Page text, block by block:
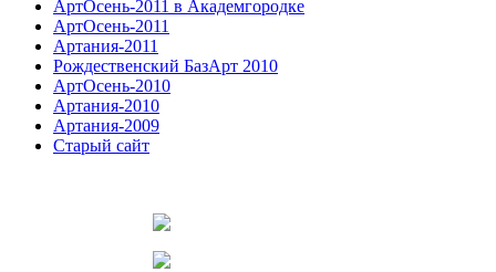
АртОсень-2011 в Академгородке
АртОсень-2011
Артания-2011
Рождественский БазАрт 2010
АртОсень-2010
Артания-2010
Артания-2009
Старый сайт